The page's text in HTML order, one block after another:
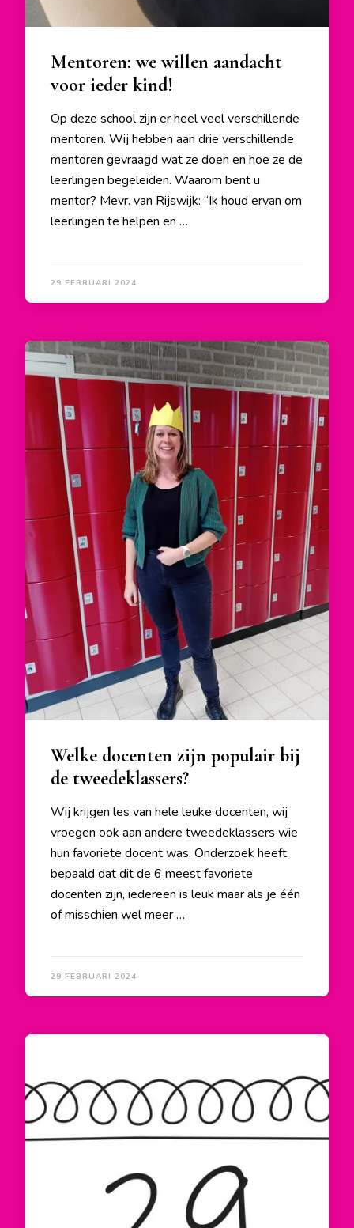
Mentoren: we willen aandacht
voor ieder kind!
Op deze school zijn er heel veel verschillende
mentoren. Wij hebben aan drie verschillende
mentoren gevraagd wat ze doen en hoe ze de
leerlingen begeleiden. Waarom bent u
mentor? Mevr. van Rijswijk: “Ik houd ervan om
leerlingen te helpen en …
29 FEBRUARI 2024
Welke docenten zijn populair bij
de tweedeklassers?
Wij krijgen les van hele leuke docenten, wij
vroegen ook aan andere tweedeklassers wie
hun favoriete docent was. Onderzoek heeft
bepaald dat dit de 6 meest favoriete
docenten zijn, iedereen is leuk maar als je één
of misschien wel meer …
29 FEBRUARI 2024